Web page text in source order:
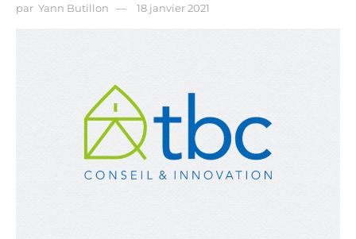
par Yann Butillon 18 janvier 2021